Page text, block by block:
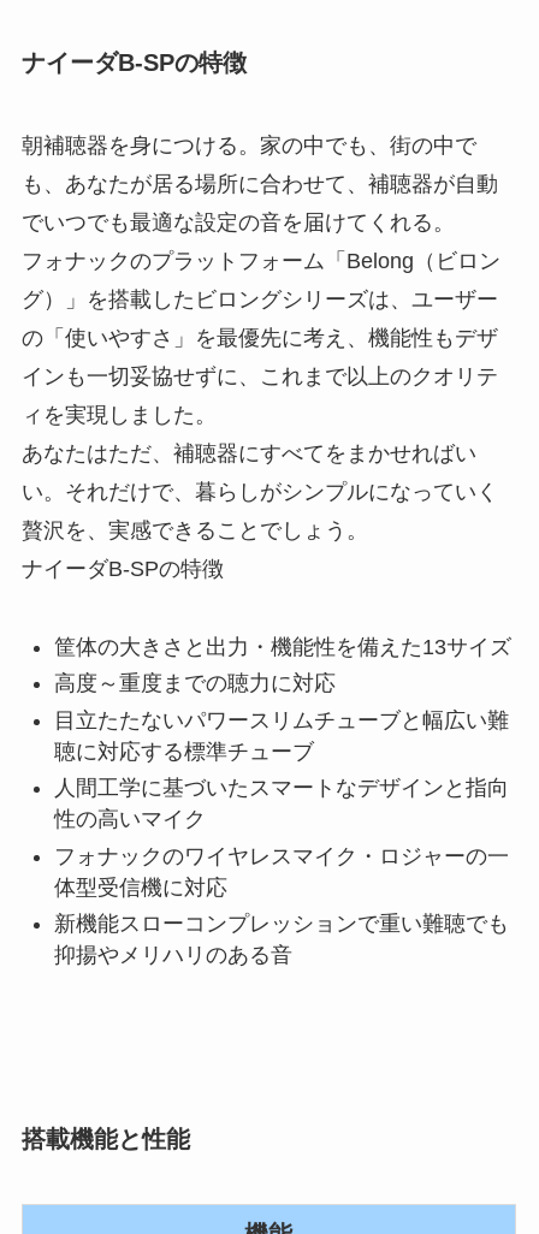
ナイーダB-SPの特徴
朝補聴器を身につける。家の中でも、街の中で
も、あなたが居る場所に合わせて、補聴器が自動
でいつでも最適な設定の音を届けてくれる。
フォナックのプラットフォーム「Belong（ビロン
グ）」を搭載したビロングシリーズは、ユーザー
の「使いやすさ」を最優先に考え、機能性もデザ
インも一切妥協せずに、これまで以上のクオリテ
ィを実現しました。
あなたはただ、補聴器にすべてをまかせればい
い。それだけで、暮らしがシンプルになっていく
贅沢を、実感できることでしょう。
ナイーダB-SPの特徴
筐体の大きさと出力・機能性を備えた13サイズ
高度～重度までの聴力に対応
目立たたないパワースリムチューブと幅広い難
聴に対応する標準チューブ
人間工学に基づいたスマートなデザインと指向
性の高いマイク
フォナックのワイヤレスマイク・ロジャーの一
体型受信機に対応
新機能スローコンプレッションで重い難聴でも
抑揚やメリハリのある音
搭載機能と性能